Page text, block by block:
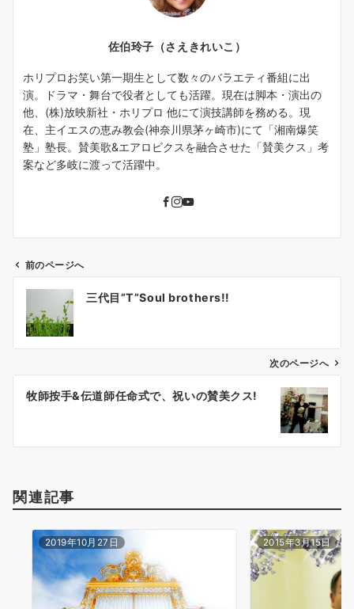
佐伯玲子（さえきれいこ）
ホリプロお笑い第一期生として数々のバラエティ番組に出
演。ドラマ・舞台で役者としても活躍。現在は脚本・演出の
他、(株)放映新社・ホリプロ 他にて演技講師を務める。現
在、主イエスの恵み教会(神奈川県茅ヶ崎市)にて「湘南爆笑
塾」塾長。賛美歌&エアロビクスを融合させた「賛美クス」考
案など多岐に渡って活躍中。
ン
前のページへ
三代目”T”Soul brothers!!
次のページへ
牧師按手&伝道師任命式で、祝いの賛美クス!
関連記事
2019年10月27日 2015年3月15日